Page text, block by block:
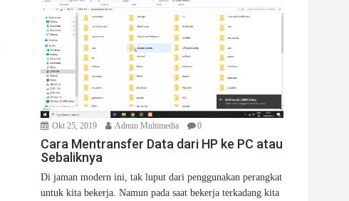
Okt 25, 2019 Admin Multimedia 0
Cara Mentransfer Data dari HP ke PC atau
Sebaliknya
Di jaman modern ini, tak luput dari penggunakan perangkat
untuk kita bekerja. Namun pada saat bekerja terkadang kita